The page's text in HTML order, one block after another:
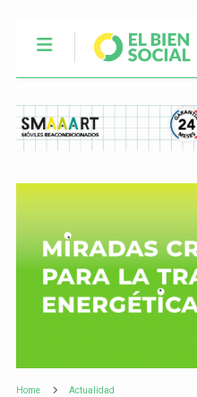
Home Actualidad